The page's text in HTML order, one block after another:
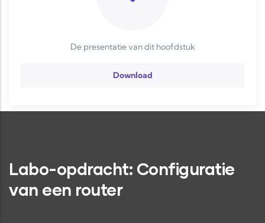
De presentatie van dit hoofdstuk
Download
Labo-opdracht: Configuratie
van een router